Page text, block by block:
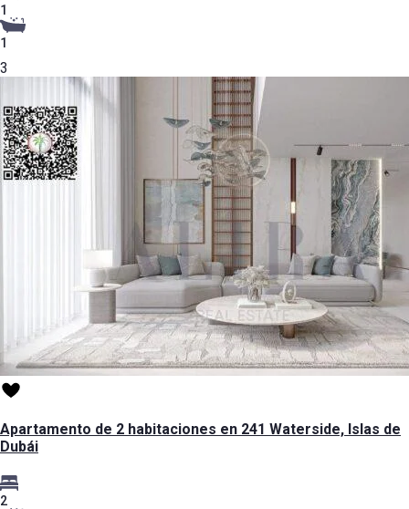
1
1
3
Apartamento de 2 habitaciones en 241 Waterside, Islas de
Dubái
2